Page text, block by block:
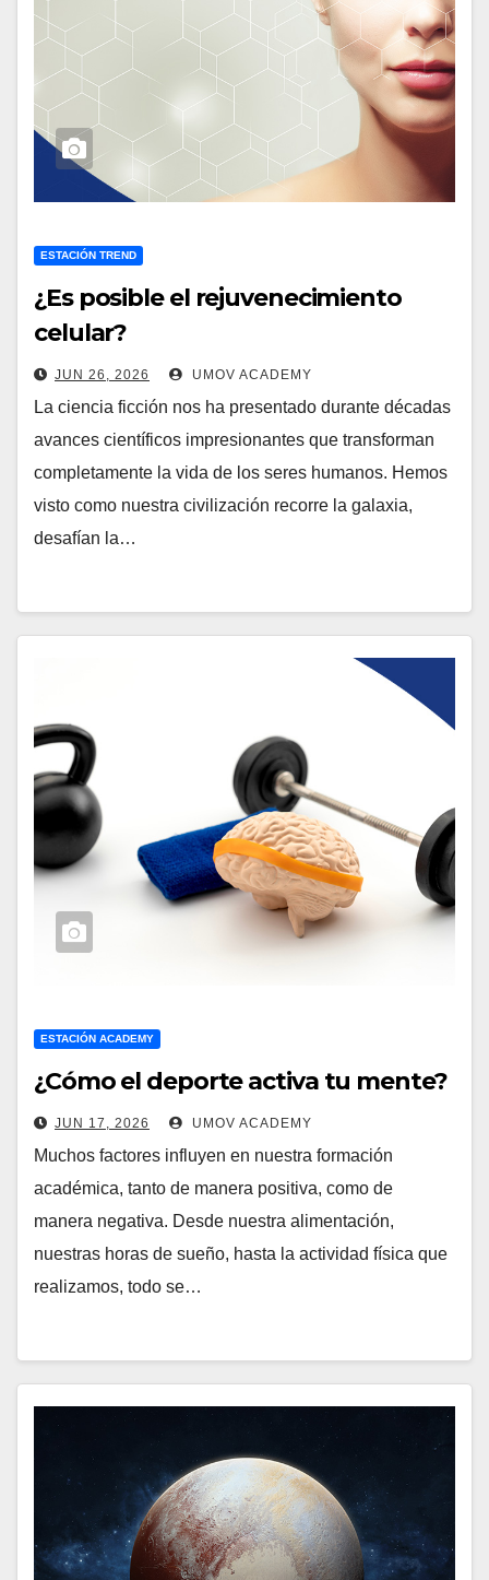
ESTACIÓN TREND
¿Es posible el rejuvenecimiento
celular?
JUN 26, 2026 UMOV ACADEMY
La ciencia ficción nos ha presentado durante décadas
avances científicos impresionantes que transforman
completamente la vida de los seres humanos. Hemos
visto como nuestra civilización recorre la galaxia,
desafían la…
ESTACIÓN ACADEMY
¿Cómo el deporte activa tu mente?
JUN 17, 2026 UMOV ACADEMY
Muchos factores influyen en nuestra formación
académica, tanto de manera positiva, como de
manera negativa. Desde nuestra alimentación,
nuestras horas de sueño, hasta la actividad física que
realizamos, todo se…